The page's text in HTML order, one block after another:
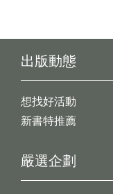
出版動態
想找好活動
新書特推薦
嚴選企劃